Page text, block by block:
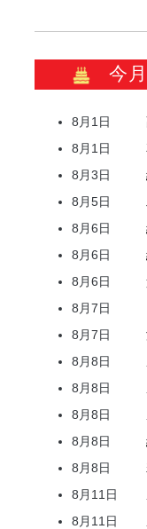
今
8月1日
8月1日
8月3日
8月5日
8月6日
8月6日
8月6日
8月7日
8月7日
8月8日
8月8日
8月8日
8月8日
8月8日
8月11日
8月11日